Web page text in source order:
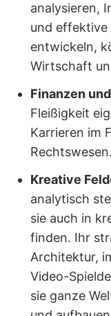
analysieren,
und effektive
entwickeln,
Wirtschaft
Finanzen
Fleißigkeit
Karrieren im
Rechtswesen.
Kreative
analytisch
sie auch in
finden. Ihr
Architektur,
Video-
sie ganze